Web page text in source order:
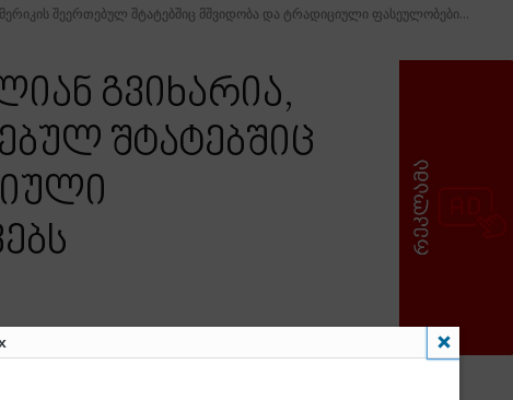
შეერთებულ შტატებშიც მშვიდობა და ტრადიციული ფასეულობები...
გვიხარია,
შტატებშიც